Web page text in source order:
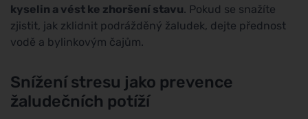
kyselin a vést ke zhoršení stavu. Pokud se snažíte
zjistit, jak zklidnit podrážděný žaludek, dejte přednost
vodě a bylinkovým čajům.
Snížení stresu jako prevence
žaludečních potíží